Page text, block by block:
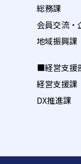
総務
会員交流
地域振
■経営支援
経営支援
DX推進課